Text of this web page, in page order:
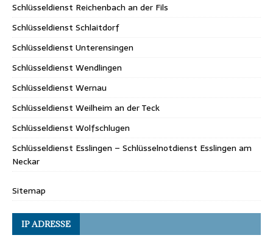
Schlüsseldienst Reichenbach an der Fils
Schlüsseldienst Schlaitdorf
Schlüsseldienst Unterensingen
Schlüsseldienst Wendlingen
Schlüsseldienst Wernau
Schlüsseldienst Weilheim an der Teck
Schlüsseldienst Wolfschlugen
Schlüsseldienst Esslingen – Schlüsselnotdienst Esslingen am
Neckar
Sitemap
IP ADRESSE